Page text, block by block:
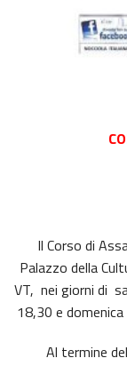
Il Corso di
Palazzo della
VT, nei giorni di
18,30 e
Al termine